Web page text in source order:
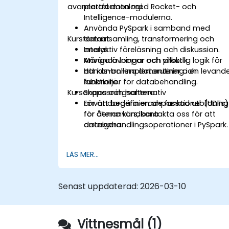
avancerad datalogi.
plattformen med Rocket- och
Intelligence-modulerna.
Använda PySpark i samband med
datainsamling, transformering och
analys.
Använda loopar och villkorlig logik för
att kontrollera datarutiner och
funktioner för databehandling.
Skapa och hantera
användardefinierade funktioner (UDFs)
för återanvändbara
databehandlingsoperationer i PySpark.
Kursformat
Interaktiv föreläsning och diskussion.
Många övningar och praktik.
Hands-on-implementering i en
labbmiljö.
Kursanpassningsalternativ
För att begära en anpassad utbildning
för denna kurs, kontakta oss för att
arrangera.
LÄS MER...
Senast uppdaterad: 2026-03-10
Vittnesmål (1)